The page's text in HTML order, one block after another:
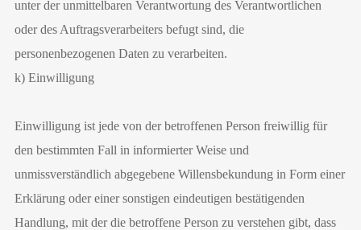
unter der unmittelbaren Verantwortung des Verantwortlichen
oder des Auftragsverarbeiters befugt sind, die
personenbezogenen Daten zu verarbeiten.
k) Einwilligung
Einwilligung ist jede von der betroffenen Person freiwillig für
den bestimmten Fall in informierter Weise und
unmissverständlich abgegebene Willensbekundung in Form einer
Erklärung oder einer sonstigen eindeutigen bestätigenden
Handlung, mit der die betroffene Person zu verstehen gibt, dass